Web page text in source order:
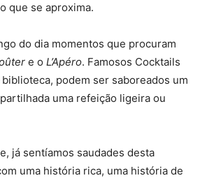
que se aproxima.
do dia momentos que procuram
e o L’Apéro. Famosos Cocktails
podem ser saboreados um
uma refeição ligeira ou
já sentíamos saudades desta
uma história rica, uma história de